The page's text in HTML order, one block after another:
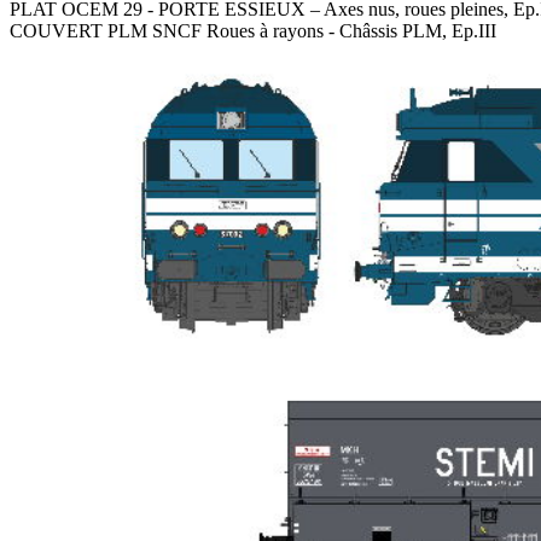
PLAT OCEM 29 - PORTE ESSIEUX – Axes nus, roues pleines,
COUVERT PLM SNCF Roues à rayons - Châssis PLM, Ep.III